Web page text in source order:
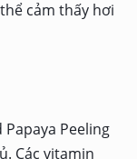
cảm thấy hơi
Peeling
Các vitamin